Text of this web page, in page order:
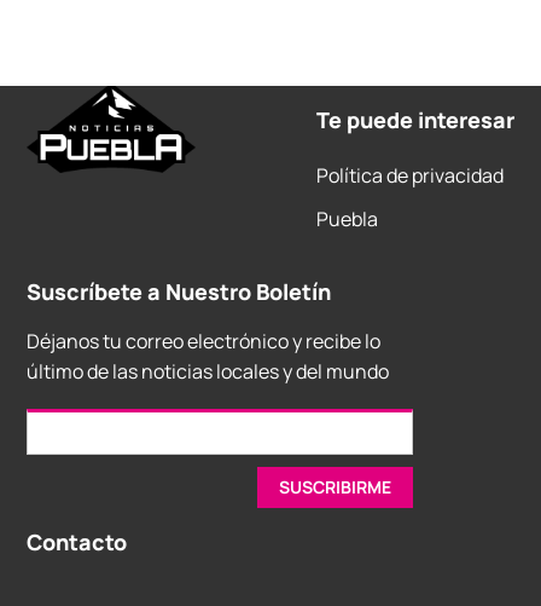
Te puede interesar
Política de privacidad
Puebla
Suscríbete a Nuestro Boletín
Déjanos tu correo electrónico y recibe lo
último de las noticias locales y del mundo
Contacto